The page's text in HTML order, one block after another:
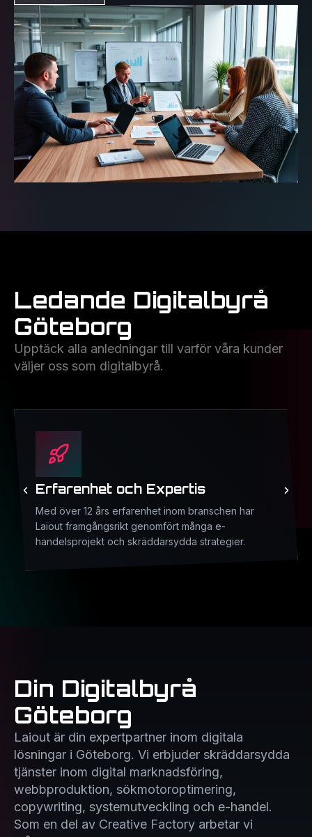
Ledande Digitalbyrå
Göteborg
Upptäck alla anledningar till varför våra kunder
väljer oss som digitalbyrå.
Erfarenhet och Expertis
Med över 12 års erfarenhet inom branschen har
Laiout framgångsrikt genomfört många e-
handelsprojekt och skräddarsydda strategier.
Din Digitalbyrå
Göteborg
Laiout är din expertpartner inom digitala
lösningar i Göteborg. Vi erbjuder skräddarsydda
tjänster inom digital marknadsföring,
webbproduktion, sökmotoroptimering,
copywriting, systemutveckling och e-handel.
Som en del av Creative Factory arbetar vi